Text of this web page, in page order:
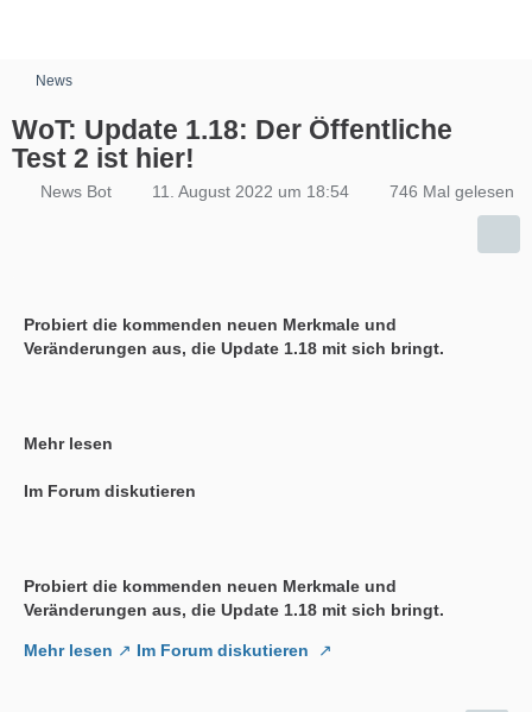
News
WoT: Update 1.18: Der Öffentliche
Test 2 ist hier!
News Bot 11. August 2022 um 18:54 746 Mal gelesen
Probiert die kommenden neuen Merkmale und
Veränderungen aus, die Update 1.18 mit sich bringt.
Mehr lesen
Im Forum diskutieren
Probiert die kommenden neuen Merkmale und
Veränderungen aus, die Update 1.18 mit sich bringt.
Mehr lesen Im Forum diskutieren